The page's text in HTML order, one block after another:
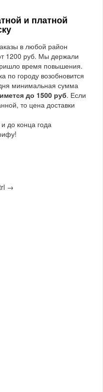
и платной
в любой район
1200 руб. Мы держали
время повышения.
по городу возобновится
минимальная сумма
до 1500 руб. Если
то цена доставки
до конца года
→